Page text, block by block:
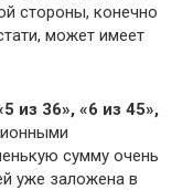
стороны, конечно
может имеет
из 36», «6 из 45»,
сумму очень
уже заложена в